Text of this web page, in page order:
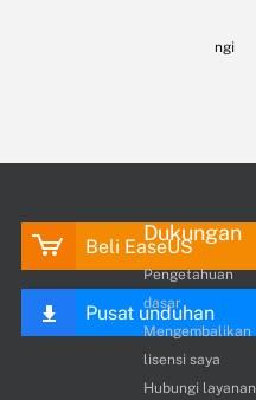
ngi
Beli EaseUS
Pusat unduhan
Dukungan
Pengetahuan
dasar
Mengembalikan
lisensi saya
Hubungi layanan